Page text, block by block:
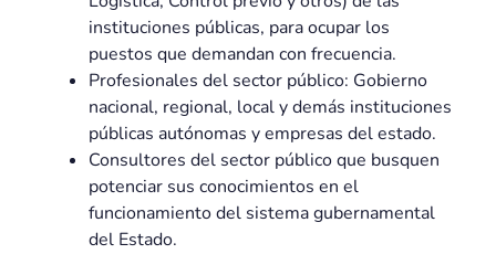
instituciones públicas, para ocupar los
puestos que demandan con frecuencia.
Profesionales del sector público: Gobierno
nacional, regional, local y demás instituciones
públicas autónomas y empresas del estado.
Consultores del sector público que busquen
potenciar sus conocimientos en el
funcionamiento del sistema gubernamental
del Estado.